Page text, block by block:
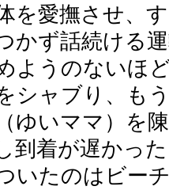
を愛撫させ、
かず話続ける
ようのないほ
シャブり、も
ゆいママ）を
到着が遅かっ
いたのはビー